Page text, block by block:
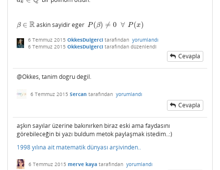
k
β ∈ R
β∈R askin sayidir egerP(β) ≠ 0
P(β)≠0 ∀
∀ P(x)
P(x)
6 Temmuz 2015 OkkesDulgerci tarafından yorumlandı
6 Temmuz 2015 OkkesDulgerci tarafından düzenlendi
Cevapla
@Okkes, tanim dogru degil.
6 Temmuz 2015 Sercan tarafından yorumlandı
Cevapla
aşkın sayılar üzerine bakınırken biraz eski ama faydasını
görebileceğin bi yazı buldum metok paylaşmak istedim..:)
1998 yılına ait matematik dünyası arşivinden..
6 Temmuz 2015 merve kaya tarafından yorumlandı